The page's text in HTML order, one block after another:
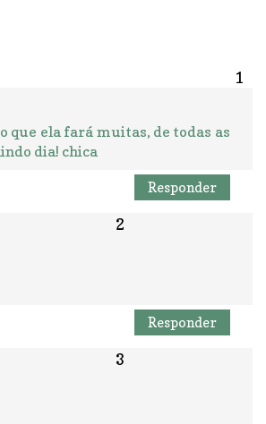
que ela fará muitas, de todas as
dia! chica
Responder
Responder